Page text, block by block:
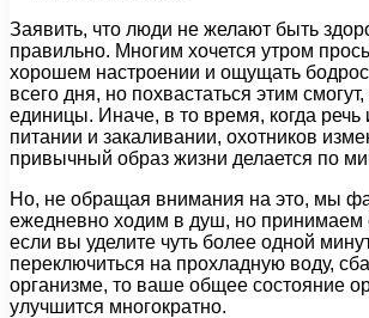
Заявить, что люди не желают быть
правильно. Многим хочется утром
хорошем настроении и ощущать
всего дня, но похвастаться этим
единицы. Иначе, в то время, когда речь
питании и закаливании, охотников
привычный образ жизни делается по
Но, не обращая внимания на это, мы
ежедневно ходим в душ, но принимаем
если вы уделите чуть более одной
переключиться на прохладную воду,
организме, то ваше общее состояние
улучшится многократно.